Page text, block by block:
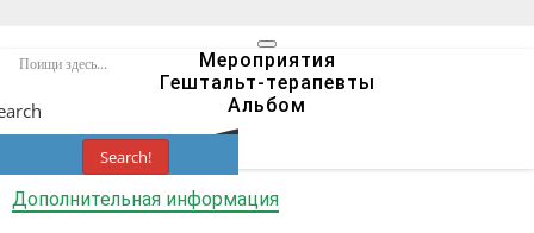
Переключить
дополнительное
меню
Search!
Мероприятия
Гештальт-терапевты
Альбом
Дополнительная информация